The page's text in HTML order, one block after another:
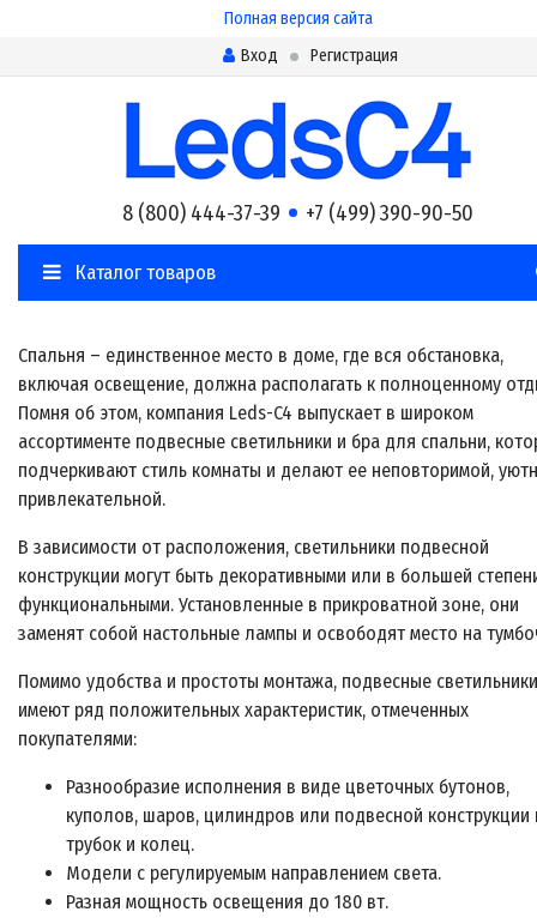
Полная версия сайта
Вход
Регистрация
8 (800) 444-37-39 +7 (499) 390-90-50
Каталог товаров
Спальня – единственное место в доме, где вся обстановка,
включая освещение, должна располагать к полноценному
Помня об этом, компания Leds-C4 выпускает в широком
ассортименте подвесные светильники и бра для спальни,
подчеркивают стиль комнаты и делают ее неповторимой,
привлекательной.
В зависимости от расположения, светильники подвесной
конструкции могут быть декоративными или в большей
функциональными. Установленные в прикроватной зоне, они
заменят собой настольные лампы и освободят место на
Помимо удобства и простоты монтажа, подвесные светильники
имеют ряд положительных характеристик, отмеченных
покупателями:
Разнообразие исполнения в виде цветочных бутонов,
куполов, шаров, цилиндров или подвесной конструкции
трубок и колец.
Модели с регулируемым направлением света.
Разная мощность освещения до 180 вт.